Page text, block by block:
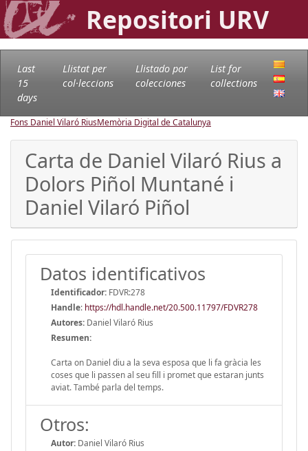
Repositori URV
Last
15
days
Llistat per
col·leccions
Llistado por
colecciones
List for
collections
Fons Daniel Vilaró RiusMemòria Digital de Catalunya
Carta de Daniel Vilaró Rius a
Dolors Piñol Muntané i
Daniel Vilaró Piñol
Datos identificativos
Identificador: FDVR:278
Handle: https://hdl.handle.net/20.500.11797/FDVR278
Autores: Daniel Vilaró Rius
Resumen:
Carta on Daniel diu a la seva esposa que li fa gràcia les
coses que li passen al seu fill i promet que estaran junts
aviat. També parla del temps.
Otros:
Autor: Daniel Vilaró Rius